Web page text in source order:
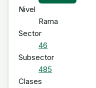
Nivel
Rama
Sector
46
Subsector
485
Clases